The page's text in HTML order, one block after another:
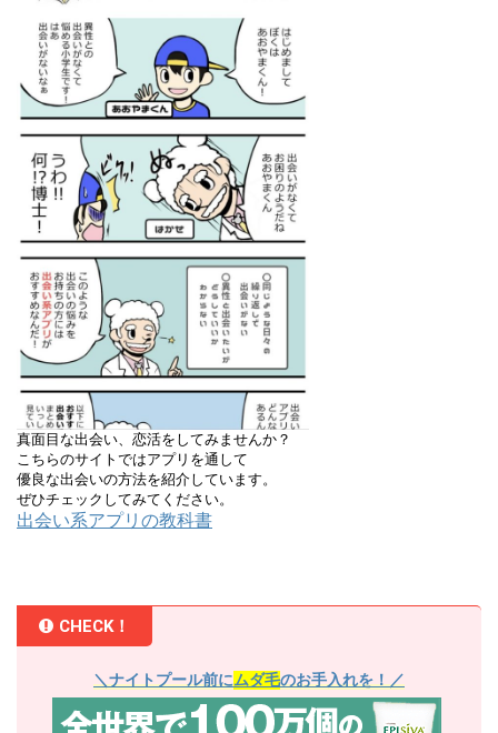
真面目な出会い、恋活をしてみませんか？
こちらのサイトではアプリを通して
優良な出会いの方法を紹介しています。
出会い系アプリの教科書
CHECK！
＼ナイトプール前にムダ毛のお手入れを！／